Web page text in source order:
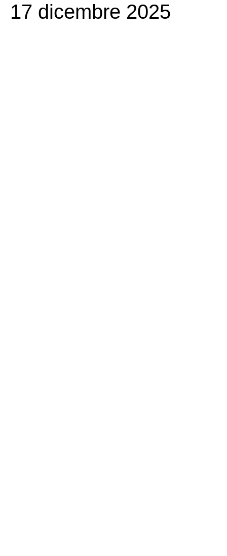
17 dicembre 2025